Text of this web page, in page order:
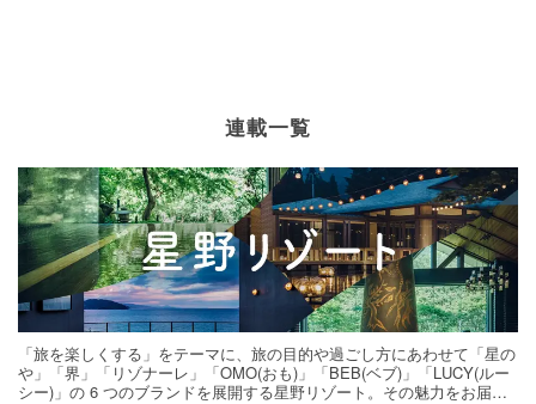
連載一覧
「旅を楽しくする」をテーマに、旅の目的や過ごし方にあわせて「星の
や」「界」「リゾナーレ」「OMO(おも)」「BEB(ベブ)」「LUCY(ルー
シー)」の 6 つのブランドを展開する星野リゾート。その魅力をお届け